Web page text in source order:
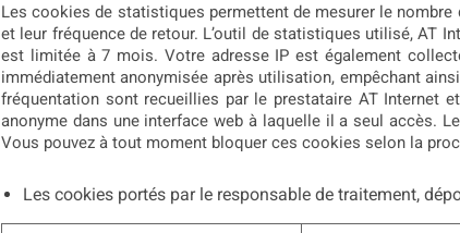
Les cookies de statistiques permettent de mesurer le
et leur fréquence de retour. L’outil de statistiques utilisé, AT
est limitée à 7 mois. Votre adresse IP est également
immédiatement anonymisée après utilisation, empêchant
fréquentation sont recueillies par le prestataire AT Internet
anonyme dans une interface web à laquelle il a seul accès.
Vous pouvez à tout moment bloquer ces cookies selon la
Les cookies portés par le responsable de traitement,